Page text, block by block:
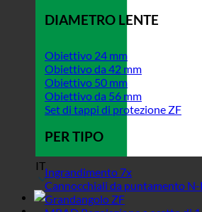
IT
DIAMETRO LENTE
Obiettivo 24 mm
Obiettivo da 42 mm
Obiettivo 50 mm
Obiettivo da 56 mm
Set di tappi di protezione ZF
PER TIPO
Ingrandimento 7x
Cannocchiali da puntamento N-
Grandangolo ZF